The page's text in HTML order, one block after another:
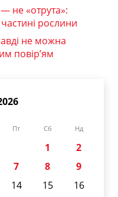
не «отрута»:
рослини
не можна
повір’ям
Пт Сб Нд
1
2
7 8
9
14 15
16